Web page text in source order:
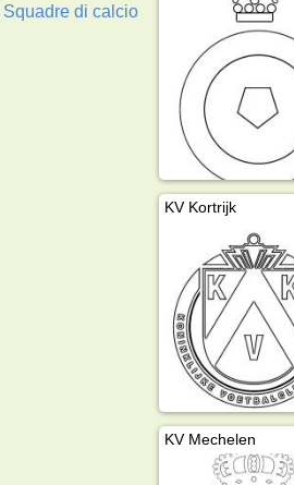
Squadre di calcio
KV Kortrijk
KV Mechelen